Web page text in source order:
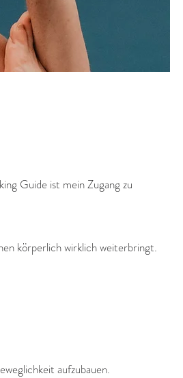
Guide ist mein Zugang zu
körperlich wirklich weiterbringt.
aufzubauen.